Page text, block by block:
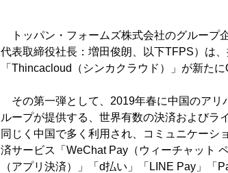
トッパン・フォームズ株式会社のグループ
代表取締役社長：増田俊朗、以下TFPS）は
「Thincacloud（シンカクラウド）」が新た
その第一弾として、2019年春に中国のアリ
ループが提供する、世界有数の決済およびラ
同じく中国で多く利用され、コミュニケーシ
済サービス「WeChat Pay（ウィーチャット
（アプリ決済）」「d払い」「LINE Pay」